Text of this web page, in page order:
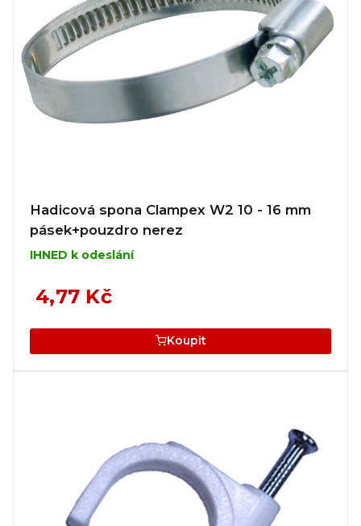
Hadicová spona Clampex W2 10 - 16 mm
pásek+pouzdro nerez
IHNED k odeslání
4,77 Kč
Koupit